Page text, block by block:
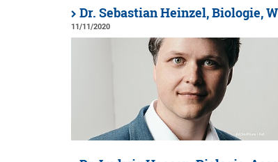
Dr. Sebastian Heinzel, Biologie,
11/11/2020